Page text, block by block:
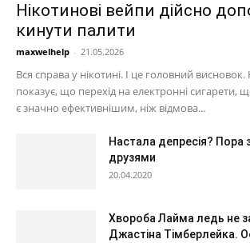
Нікотинові вейпи дійсно
кинути палити
maxwelhelp - 21.05.2026
Вся справа у нікотині. І це головний
показує, що перехід на електронні сигарети,
є значно ефективнішим, ніж відмова...
Настала депресія? Пора
друзями
20.04.2020
Хвороба Лайма ледь не
Джастіна Тімберлейка.